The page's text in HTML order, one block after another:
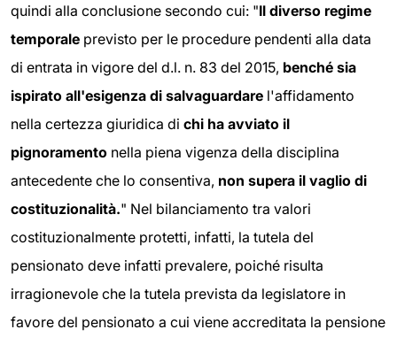
quindi alla conclusione secondo cui: "Il diverso regime
temporale previsto per le procedure pendenti alla data
di entrata in vigore del d.l. n. 83 del 2015, benché sia
ispirato all'esigenza di salvaguardare l'affidamento
nella certezza giuridica di chi ha avviato il
pignoramento nella piena vigenza della disciplina
antecedente che lo consentiva, non supera il vaglio di
costituzionalità." Nel bilanciamento tra valori
costituzionalmente protetti, infatti, la tutela del
pensionato deve infatti prevalere, poiché risulta
irragionevole che la tutela prevista da legislatore in
favore del pensionato a cui viene accreditata la pensione